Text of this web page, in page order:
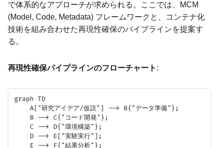
で体系的なアプローチが求められる。ここでは、MCM
(Model, Code, Metadata) フレームワークと、コンテナ化
技術を組み合わせた再現性確保のパイプラインを提案す
る。
再現性確保パイプラインのフローチャート :
graph TD
    A["研究アイデア/仮説"] --> B{"データ準備"};
    B --> C{"コード開発"};
    C --> D{"環境構築"};
    D --> E["実験実行"];
    E --> F{"結果分析"};